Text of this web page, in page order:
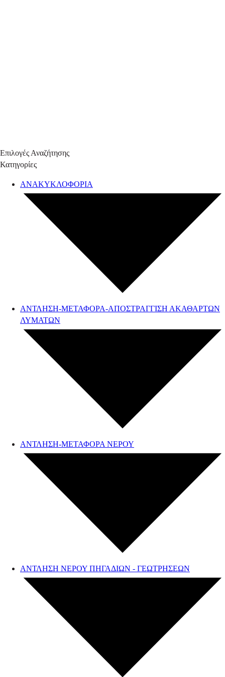
Επιλογές Αναζήτησης
Κατηγορίες
ΑΝΑΚΥΚΛΟΦΟΡΙΑ
ΑΝΤΛΗΣΗ-ΜΕΤΑΦΟΡΑ-ΑΠΟΣΤΡΑΓΓΙΣΗ ΑΚΑΘΑΡΤΩΝ
ΛΥΜΑΤΩΝ
ΑΝΤΛΗΣΗ-ΜΕΤΑΦΟΡΑ ΝΕΡΟΥ
ΑΝΤΛΗΣΗ ΝΕΡΟΥ ΠΗΓΑΔΙΩΝ - ΓΕΩΤΡΗΣΕΩΝ